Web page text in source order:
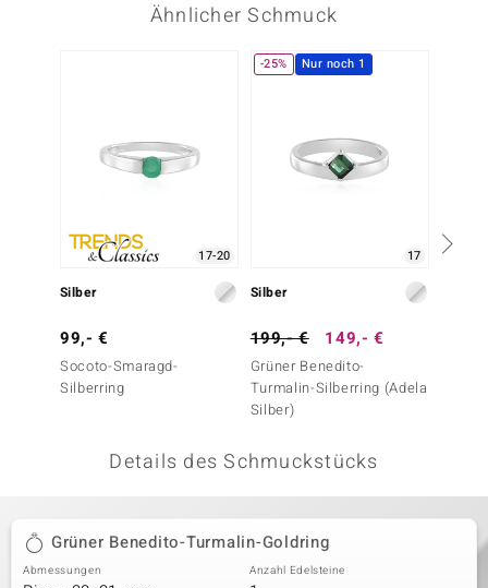
Collection
BY DE MELO
Ähnlicher Schmuck
17-20
Silber
99,- €
Socoto-Smaragd-
Silberring
-25% Nur noch 1
17
Silber
199,- € 149,- €
Grüner Benedito-
Turmalin-Silberring (Adela
Silber)
Details des Schmuckstücks
Grüner Benedito-Turmalin-Goldring
Abmessungen Anzahl Edelsteine